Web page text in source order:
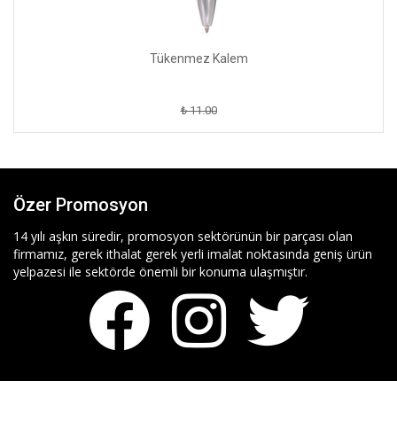
Tükenmez Kalem
₺ 11.00
Özer Promosyon
14 yılı aşkın süredir, promosyon sektörünün bir parçası olan
firmamız, gerek ithalat gerek yerli imalat noktasında geniş ürün
yelpazesi ile sektörde önemli bir konuma ulaşmıştır.